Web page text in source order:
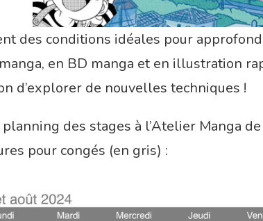
des conditions idéales pour
en BD manga et en illustration
d’explorer de nouvelles techniques !
des stages à l’Atelier Manga
pour congés (en gris) :